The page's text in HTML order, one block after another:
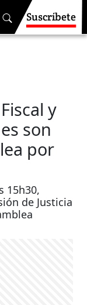
Suscríbete
y
son
por
15h30,
de Justicia